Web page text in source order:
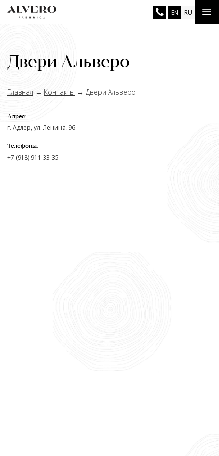
Перейти
EN RU
Двери Альверо
Главная → Контакты → Двери Альверо
Адрес:
г. Адлер, ул. Ленина, 96
Телефоны:
+7 (918) 911-33-35